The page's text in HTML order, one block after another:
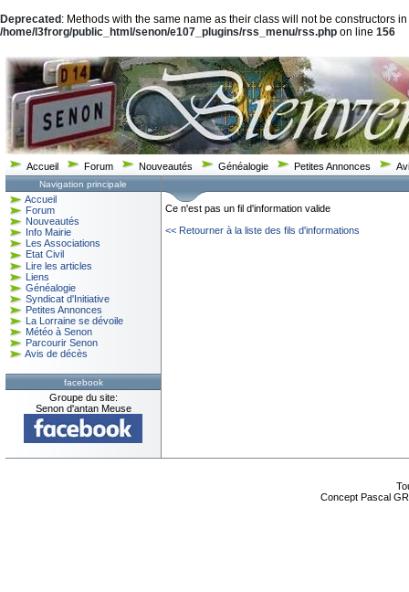
Deprecated : Methods with the same name as their class will not be constructors
/home/l3frorg/public_html/senon/e107_plugins/rss_menu/rss.php on line 156
Accueil Forum Nouveautés Généalogie Petites Annonces
Navigation principale
Accueil
Forum
Nouveautés
Info Mairie
Les Associations
Etat Civil
Lire les articles
Liens
Généalogie
Syndicat d'Initiative
Petites Annonces
La Lorraine se dévoile
Météo à Senon
Parcourir Senon
Avis de décès
facebook
Groupe du site:
Senon d'antan Meuse
Ce n'est pas un fil d'information valide
<< Retourner à la liste des fils d'informations
Concept Pascal